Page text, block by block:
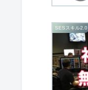
SESスキル2.0